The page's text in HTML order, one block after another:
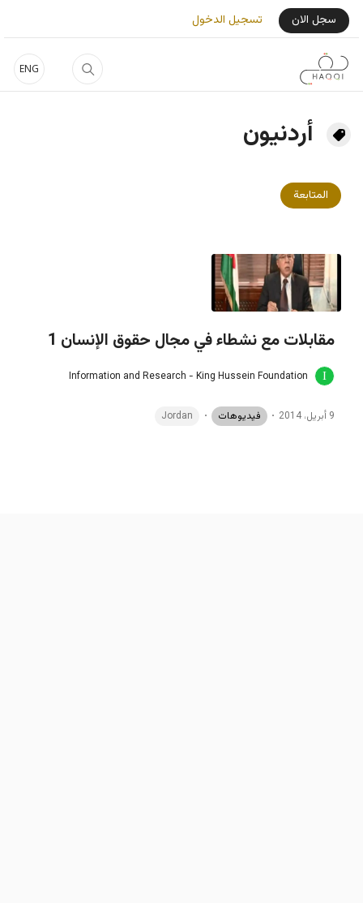
تجاوز إلى المحتوى الرئيسي
ENG
User Login Menu
سجل الان تسجيل الدخول
أردنيون
المتابعة
مقابلات مع نشطاء في مجال حقوق الإنسان 1
Information and Research - King Hussein Foundation
9 أبريل، 2014 فيديوهات Jordan